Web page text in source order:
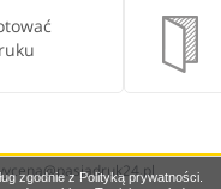
zgodnie z Polityką prywatności.